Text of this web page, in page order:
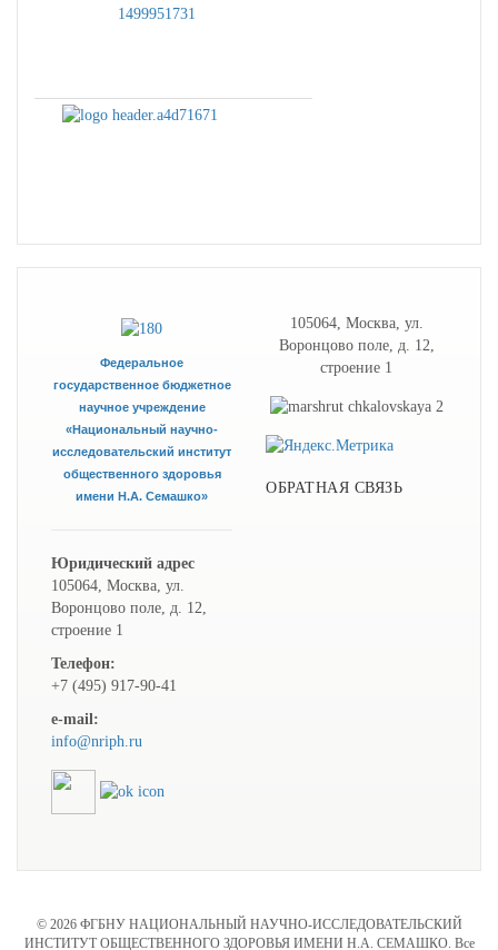
Федеральное
государственное бюджетное
научное учреждение
«Национальный научно-
исследовательский институт
общественного здоровья
имени Н.А. Семашко»
Юридический адрес
105064, Москва, ул.
Воронцово поле, д. 12,
строение 1
Телефон:
+7 (495) 917-90-41
e-mail:
info@nriph.ru
105064, Москва, ул.
Воронцово поле, д. 12,
строение 1
ОБРАТНАЯ СВЯЗЬ
© 2026 ФГБНУ НАЦИОНАЛЬНЫЙ НАУЧНО-ИССЛЕДОВАТЕЛЬСКИЙ
ИНСТИТУТ ОБЩЕСТВЕННОГО ЗДОРОВЬЯ ИМЕНИ Н.А. СЕМАШКО. Все